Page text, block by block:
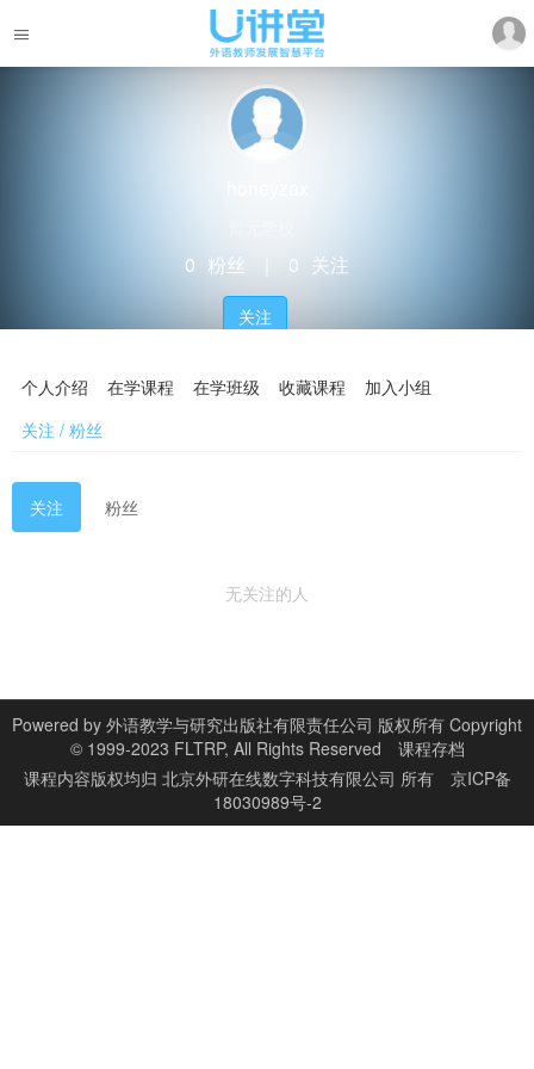
0 粉丝 0 关注
关注
个人介绍 在学课程 在学班级 收藏课程
加入小组
关注 / 粉丝
关注 粉丝
无关注的人
Powered by 外语教学与研究出版社有限责任公司 版权所有 Copyright
© 1999-2023 FLTRP, All Rights Reserved
课程存档
课程内容版权均归 北京外研在线数字科技有限公司 所有
京ICP备
18030989号-2